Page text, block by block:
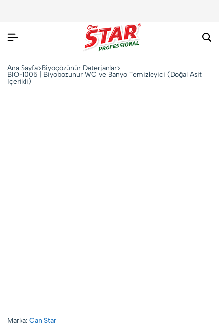
Ana Sayfa Biyoçözünür Deterjanlar
BIO-1005 | Biyobozunur WC ve Banyo Temizleyici (Doğal Asit
İçerikli)
Marka: Can Star